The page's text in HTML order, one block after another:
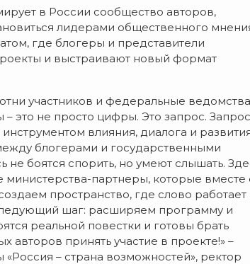
в России сообщество авторов,
лидерами общественного
где блогеры и представители
и выстраивают новый формат
участников и федеральные
это не просто цифры. Это запрос.
влияния, диалога и
блогерами и государственными
не боятся спорить, но умеют слышать.
партнеры, которые вместе
пространство, где слово работает
шаг: расширяем программу и
реальной повестки и готовы брать
авторов принять участие в проекте!» –
– страна возможностей», ректор